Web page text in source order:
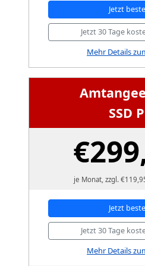
Jetzt
Jetzt 30 Tage
Mehr Details
SSD
je Monat, zzgl.
Jetzt
Jetzt 30 Tage
Mehr Details